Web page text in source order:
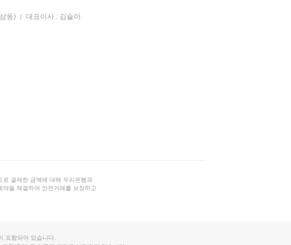
동)
대표이사 : 김슬아
로 결제한 금액에 대해 우리은행과
약을 체결하여 안전거래를 보장하고
포함되어 있습니다.